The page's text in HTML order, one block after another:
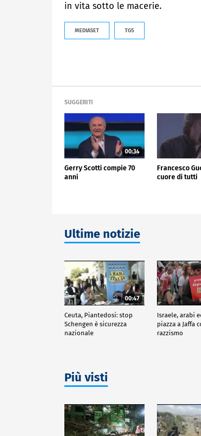
in vita sotto le macerie.
MEDIASET TG5
SUGGERITI
00:34
Gerry Scotti compie 70
anni
Francesco
cuore di tutti
Ultime notizie
00:47
Ceuta, Piantedosi: stop
Schengen è sicurezza
nazionale
Israele, arabi
piazza a Jaffa
razzismo
Più visti